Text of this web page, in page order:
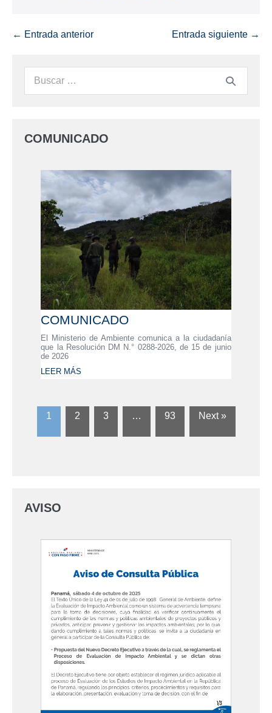
← Entrada anterior Entrada siguiente →
COMUNICADO
COMUNICADO
El Ministerio de Ambiente comunica a la ciudadanía
que la Resolución DM N.° 0288-2026, de 15 de junio
de 2026
LEER MÁS
1 2 3 … 93 Next »
AVISO